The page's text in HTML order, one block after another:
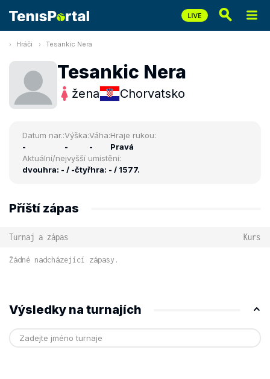
Hráči Tesankic Nera
Tesankic Nera
žena Chorvatsko
Datum nar.:
-
Výška:
-
Váha:
-
Hraje rukou:
Pravá
Aktuální/nejvyšší umístění:
dvouhra: - / -čtyřhra: - / 1577.
Příští zápas
Turnaj a zápas Kurs
Žádné nadcházející zápasy.
Výsledky na turnajích